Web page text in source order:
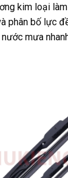
kim loại
phân bố lực
mưa